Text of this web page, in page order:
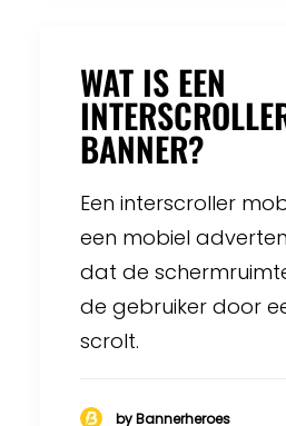
WAT IS EEN
BANNER?
Een interscroller
een mobiel
dat de
de gebruiker door
scrolt.
by Bannerheroes